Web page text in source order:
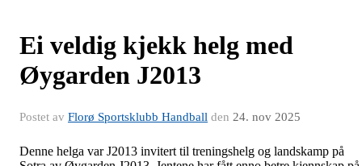
Ei veldig kjekk helg med
Øygarden J2013
Postet av Florø Sportsklubb Handball den 24. nov 2025
Denne helga var J2013 invitert til treningshelg og landskamp på